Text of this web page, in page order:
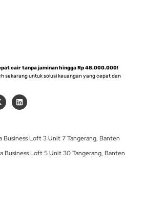
cair tanpa jaminan hingga Rp 48.000.000!
sekarang untuk solusi keuangan yang cepat dan
L
i
n
i
Business Loft 3 Unit 7 Tangerang, Banten
Business Loft 5 Unit 30 Tangerang, Banten